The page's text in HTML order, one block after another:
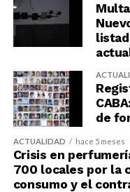
de
ACTUALIDAD hace 5 meses
Crisis en
700 locales por la
consumo y el